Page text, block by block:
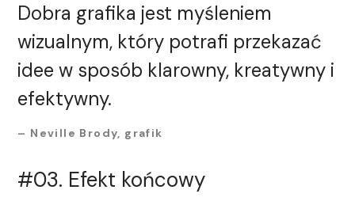
Dobra grafika jest myśleniem
wizualnym, który potrafi przekazać
idee w sposób klarowny, kreatywny i
efektywny.
– Neville Brody, grafik
#03. Efekt końcowy